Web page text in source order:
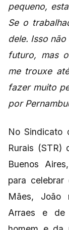
pequeno,
Se o
dele. Isso
futuro, mas
me trouxe
fazer muito
por
No Sindicato
Rurais (STR)
Buenos
para
Mães, João
Arraes e de